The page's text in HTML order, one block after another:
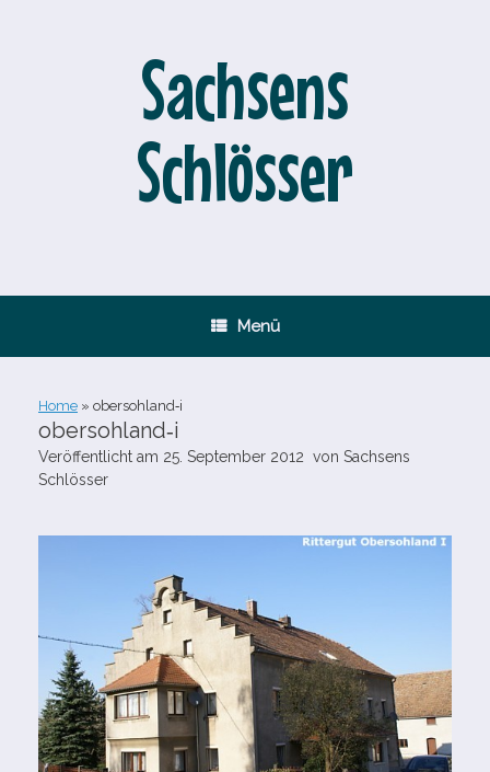
Sachsens
Schlösser
Menü
Home » obersohland‑i
obersohland‑i
Veröffentlicht am 25. September 2012 von Sachsens
Schlösser